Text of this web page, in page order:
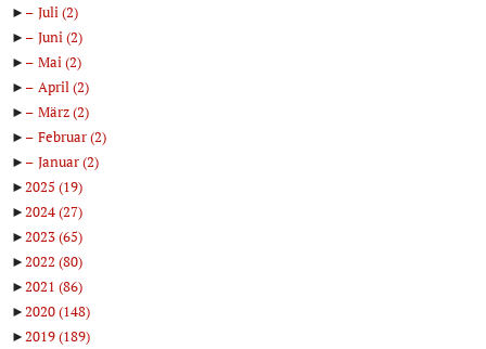
►
Juli(2)
►
Juni(2)
►
Mai(2)
►
April(2)
►
März(2)
►
Februar(2)
►
Januar(2)
►2025 (19)
►2024(27)
►2023(65)
►2022 (80)
►2021 (86)
►2020(148)
►2019(189)